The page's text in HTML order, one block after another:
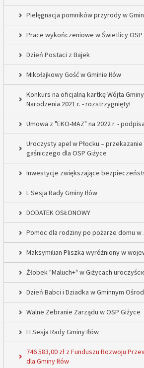
Pielęgnacja pomników przyrody w
Prace wykończeniowe w Świetlicy OSP
Dzień Postaci z Bajek
Mikołajkowy Gość w Gminie Iłów
Konkurs na oficjalną kartkę Wójta
Narodzenia 2021 r. - rozstrzygnięty!
Umowa z "EKO-MAZ" na 2022 r. -
Uroczysty apel w Płocku –
gaśniczego dla OSP Giżyce
Inwestycje zwiększające
L Sesja Rady Gminy Iłów
DODATEK OSŁONOWY
Pomoc dla rodziny po pożarze domu w
Maksymilian Pliszka wyróżniony w
Żłobek "Maluch+" w Giżycach
Dzień Babci i Dziadka w Gminnym
Walne Zebranie Zarządu w OSP Giżyce
LI Sesja Rady Gminy Iłów
746 583,00 zł z Funduszu Rozwoju
dla Gminy Iłów